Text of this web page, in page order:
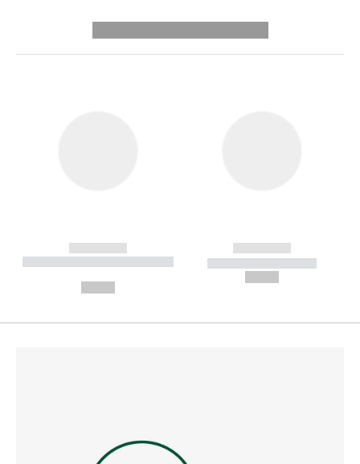
------------
----------- ----------- --------
------------
----------- -----------